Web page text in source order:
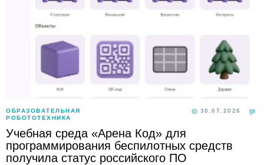
ОБРАЗОВАТЕЛЬНАЯ
РОБОТОТЕХНИКА
30.07.2026
Учебная среда «Арена Код» для
программирования беспилотных средств
получила статус российского ПО